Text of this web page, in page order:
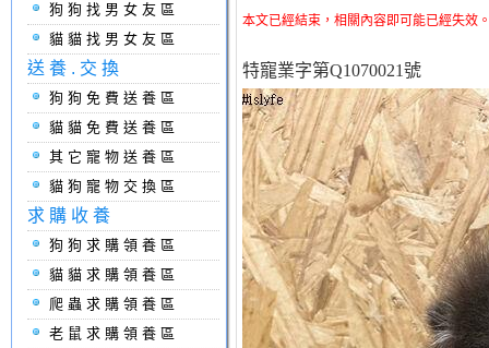
狗狗找男女友區
貓貓找男女友區
送養.交換
狗狗免費送養區
貓貓免費送養區
其它寵物送養區
貓狗寵物交換區
求購收養
狗狗求購領養區
貓貓求購領養區
爬蟲求購領養區
老鼠求購領養區
本文已經結束，相關內容即可能已經失效
特寵業字第Q1070021號